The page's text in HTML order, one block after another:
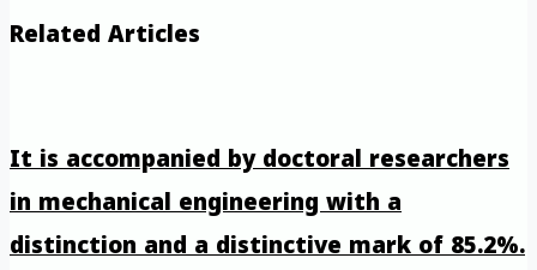
Related Articles
It is accompanied by doctoral researchers
in mechanical engineering with a
distinction and a distinctive mark of 85.2%.